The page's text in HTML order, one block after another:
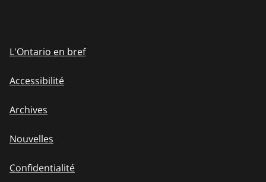
L'Ontario en bref
Accessibilité
Archives
Nouvelles
Confidentialité